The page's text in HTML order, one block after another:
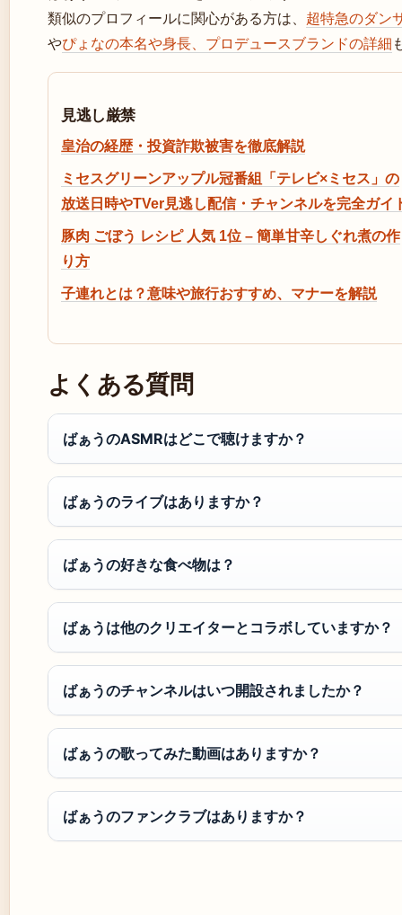
類似のプロフィールに関心がある方は、 超特急のダン
やぴょなの本名や身長、プロデュースブランドの詳細
見逃し厳禁
皇治の経歴・投資詐欺被害を徹底解説
ミセスグリーンアップル冠番組「テレビ×ミセス」の
放送日時やTVer見逃し配信・チャンネルを完全ガイ
豚肉 ごぼう レシピ 人気 1位 – 簡単甘辛しぐれ煮の作
り方
子連れとは？意味や旅行おすすめ、マナーを解説
よくある質問
ばぁうのASMRはどこで聴けますか？
ばぁうのライブはありますか？
ばぁうの好きな食べ物は？
ばぁうは他のクリエイターとコラボしていますか？
ばぁうのチャンネルはいつ開設されましたか？
ばぁうの歌ってみた動画はありますか？
ばぁうのファンクラブはありますか？